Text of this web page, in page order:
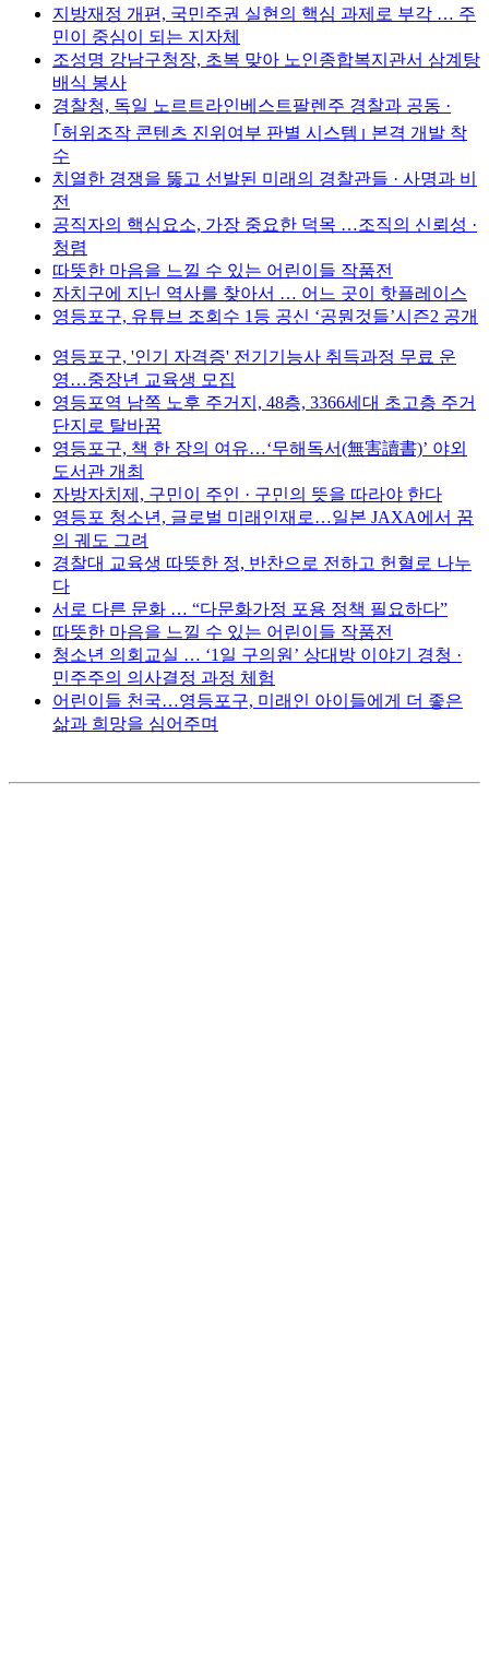
지방재정 개편, 국민주권 실현의 핵심 과제로 부각 … 주
민이 중심이 되는 지자체
조성명 강남구청장, 초복 맞아 노인종합복지관서 삼계탕
배식 봉사
경찰청, 독일 노르트라인베스트팔렌주 경찰과 공동 ·
｢허위조작 콘텐츠 진위여부 판별 시스템｣ 본격 개발 착
수
치열한 경쟁을 뚫고 선발된 미래의 경찰관들 · 사명과 비
전
공직자의 핵심요소, 가장 중요한 덕목 …조직의 신뢰성 ·
청렴
따뜻한 마음을 느낄 수 있는 어린이들 작품전
자치구에 지닌 역사를 찾아서 … 어느 곳이 핫플레이스
영등포구, 유튜브 조회수 1등 공신 ‘공뭔것들’시즌2 공개
영등포구, '인기 자격증' 전기기능사 취득과정 무료 운
영…중장년 교육생 모집
영등포역 남쪽 노후 주거지, 48층, 3366세대 초고층 주거
단지로 탈바꿈
영등포구, 책 한 장의 여유…‘무해독서(無害讀書)’ 야외
도서관 개최
자방자치제, 구민이 주인 · 구민의 뜻을 따라야 한다
영등포 청소년, 글로벌 미래인재로…일본 JAXA에서 꿈
의 궤도 그려
경찰대 교육생 따뜻한 정, 반찬으로 전하고 헌혈로 나누
다
서로 다른 문화 … “다문화가정 포용 정책 필요하다”
따뜻한 마음을 느낄 수 있는 어린이들 작품전
청소년 의회교실 … ‘1일 구의원’ 상대방 이야기 경청 ·
민주주의 의사결정 과정 체험
어린이들 천국…영등포구, 미래인 아이들에게 더 좋은
삶과 희망을 심어주며